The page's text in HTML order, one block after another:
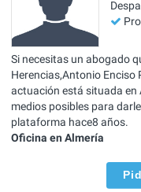
Si necesitas un abogado
Herencias,Antonio Enciso
actuación está situada en
medios posibles para
plataforma hace8 años.
Oficina en Almería